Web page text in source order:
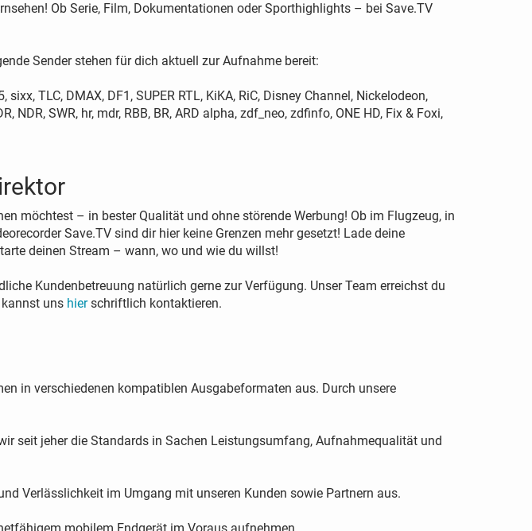
Ob Serie, Film, Dokumentationen oder Sporthighlights – bei Save.TV
Sender stehen für dich aktuell zur Aufnahme bereit:
sixx, TLC, DMAX, DF1, SUPER RTL, KiKA, RiC, Disney Channel, Nickelodeon,
NDR, SWR, hr, mdr, RBB, BR, ARD alpha, zdf_neo, zdfinfo, ONE HD, Fix & Foxi,
möchtest – in bester Qualität und ohne störende Werbung! Ob im Flugzeug, in
Save.TV sind dir hier keine Grenzen mehr gesetzt! Lade deine
deinen Stream – wann, wo und wie du willst!
Kundenbetreuung natürlich gerne zur Verfügung. Unser Team erreichst du
uns hierschriftlich kontaktieren.
in verschiedenen kompatiblen Ausgabeformaten aus. Durch unsere
seit jeher die Standards in Sachen Leistungsumfang, Aufnahmequalität und
Verlässlichkeit im Umgang mit unseren Kunden sowie Partnern aus.